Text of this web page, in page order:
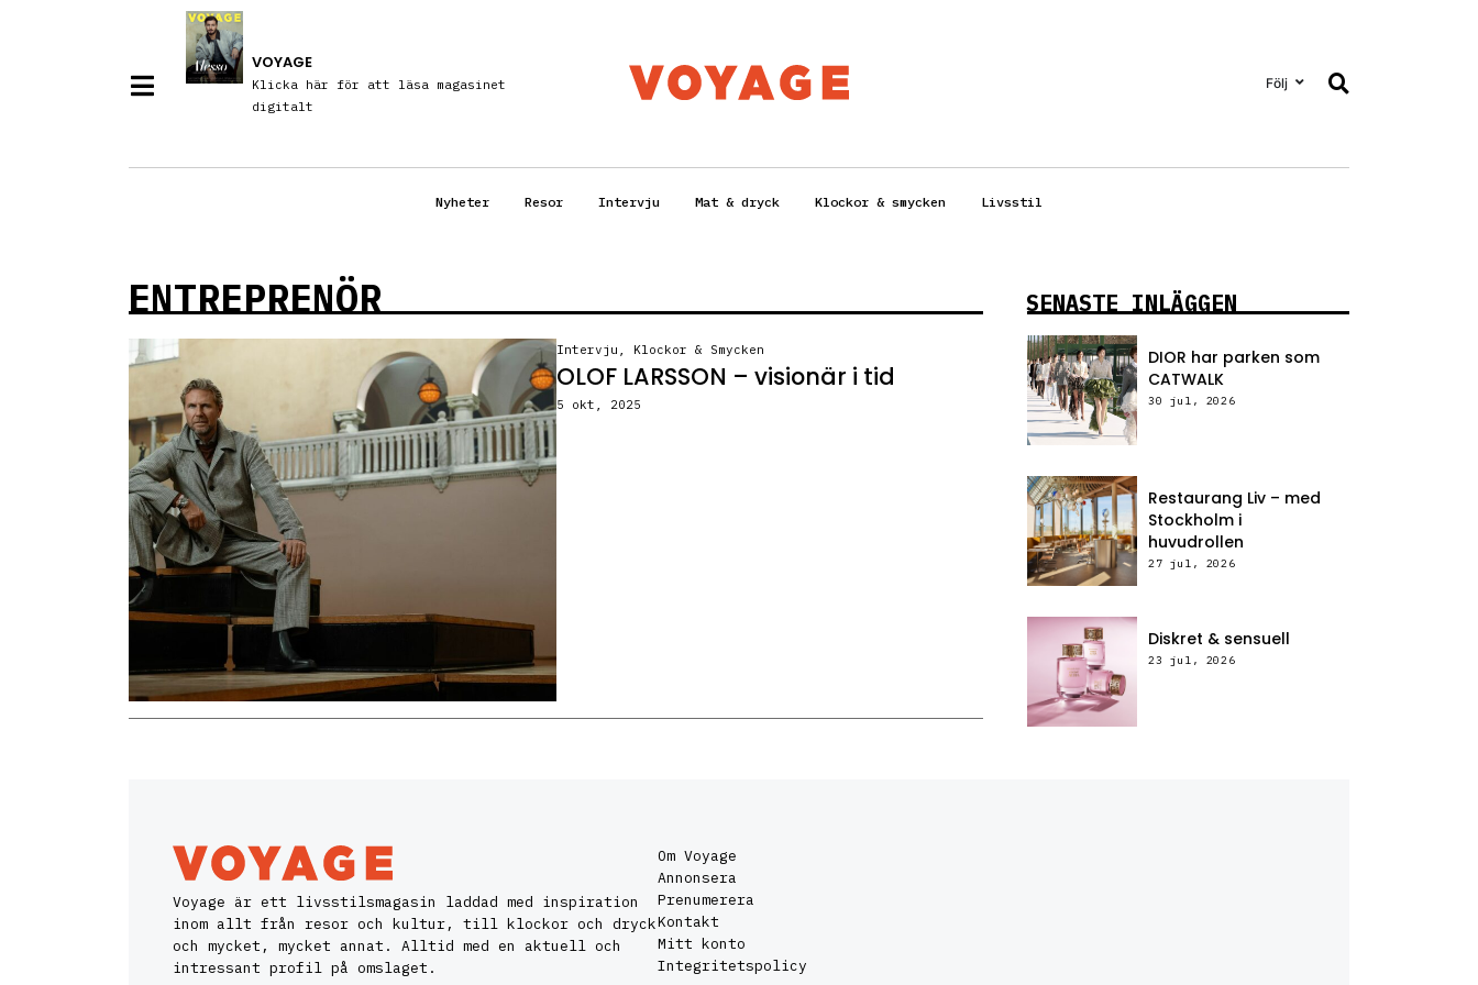
VOYAGE
Klicka här för att läsa magasinet
digitalt
Följ
Nyheter Resor Intervju Mat & dryck Klockor & smycken Livsstil
ENTREPRENÖR
Intervju , Klockor & Smycken
OLOF LARSSON – visionär i tid
5 okt, 2025
SENASTE INLÄGGEN
DIOR har parken som
CATWALK
30 jul, 2026
Restaurang Liv – med
Stockholm i
huvudrollen
27 jul, 2026
Diskret & sensuell
23 jul, 2026
Voyage är ett livsstilsmagasin laddad med inspiration
inom allt från resor och kultur, till klockor och dryck
och mycket, mycket annat. Alltid med en aktuell och
intressant profil på omslaget.
Om Voyage
Annonsera
Prenumerera
Kontakt
Mitt konto
Integritetspolicy